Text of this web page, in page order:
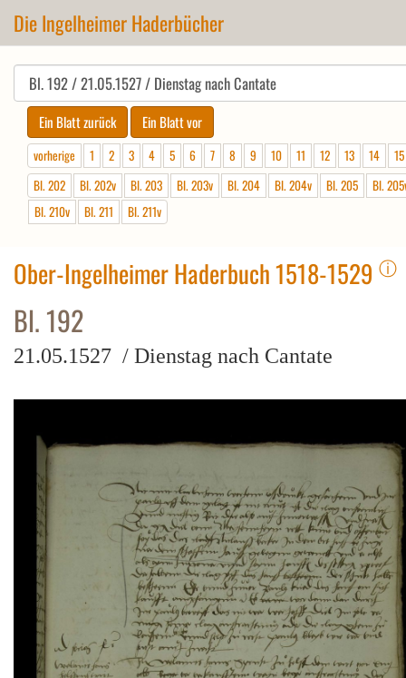
Die Ingelheimer Haderbücher
vorherige 1 2 3 4 5 6 7 8 9 10 11 12 13 14
15
Bl. 202
Bl. 202v Bl. 203 Bl. 203v Bl. 204 Bl. 204v Bl. 205
Bl.
Bl. 210v
Bl. 211 Bl. 211v
Ober-Ingelheimer Haderbuch 1518-1529 ⓘ
Bl. 192
21.05.1527 / Dienstag nach Cantate